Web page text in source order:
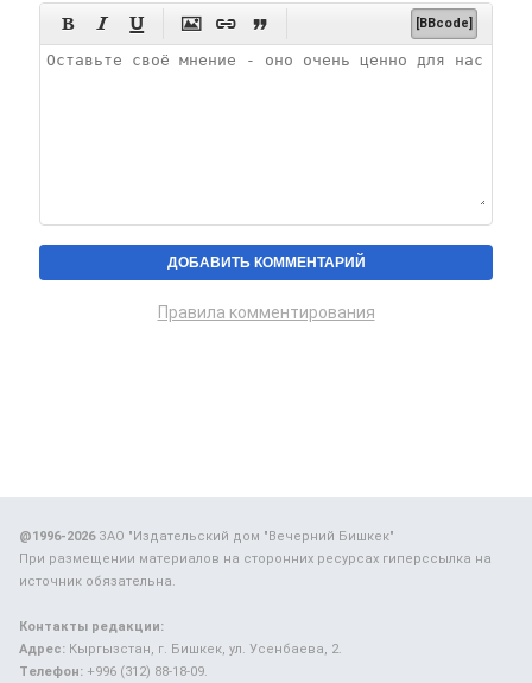
      [BBcode]
Правила комментирования
@1996-2026ЗАО "Издательский дом "Вечерний Бишкек"
При размещении материалов на сторонних ресурсах гиперссылка на
источник обязательна.
Контакты редакции:
Адрес: Кыргызстан, г. Бишкек, ул. Усенбаева, 2.
Телефон: +996 (312) 88-18-09.